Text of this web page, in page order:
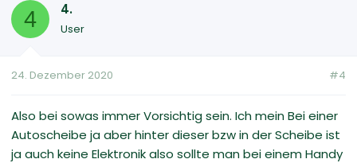
4 4.
User
24. Dezember 2020 #4
Also bei sowas immer Vorsichtig sein. Ich mein Bei einer
Autoscheibe ja aber hinter dieser bzw in der Scheibe ist
ja auch keine Elektronik also sollte man bei einem Handy